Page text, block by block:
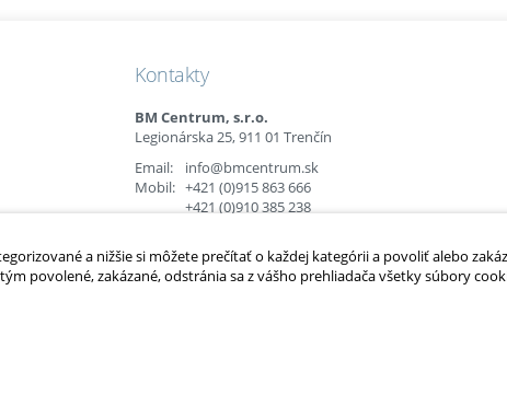
Kontakty
BM Centrum, s.r.o.
Legionárska 25, 911 01 Trenčín
Email:
info@bmcentrum.sk
Mobil: +421 (0)915 863 666
+421 (0)910 385 238
a nižšie si môžete prečítať o každej kategórii a povoliť alebo
povolené, zakázané, odstránia sa z vášho prehliadača všetky súbory